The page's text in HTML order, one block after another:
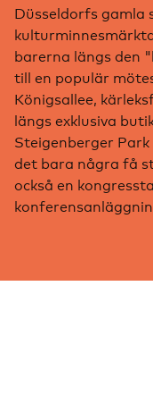
Düsseldorfs gamla
barerna längs den
till en populär
Königsallee,
längs exklusiva
Steigenberger
det bara några få
också en